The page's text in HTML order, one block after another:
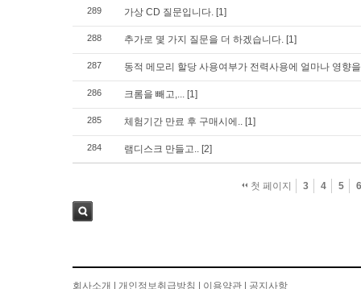
289 가상 CD 질문입니다. [1]
288 추가로 몇 가지 질문을 더 하겠습니다. [1]
287 동적 메모리 할당 사용여부가 전력사용에 얼마나 영향
286 크롬을 빼고,... [1]
285 체험기간 만료 후 구매시에.. [1]
284 램디스크 만들고.. [2]
첫 페이지 3 4 5 6
회사소개 개인정보취급방침 이용약관 공지사항